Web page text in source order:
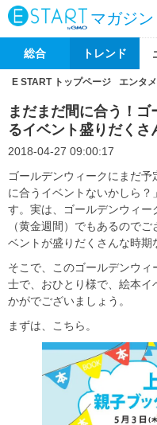
マガジン
総合 トレンド
E START トップページ エンタメ
まだまだ間に合う！ゴ
るイベント盛りだくさ
2018-04-27 09:00:17
ゴールデンウィークにまだ
に合うイベントないかしら？
す。実は、ゴールデンウィー
（黄金週間）でもあるので
ベントが盛りだくさんな時期
そこで、このゴールデンウ
士で、おひとり様で、絵本
かがでございましょう。
まずは、こちら。